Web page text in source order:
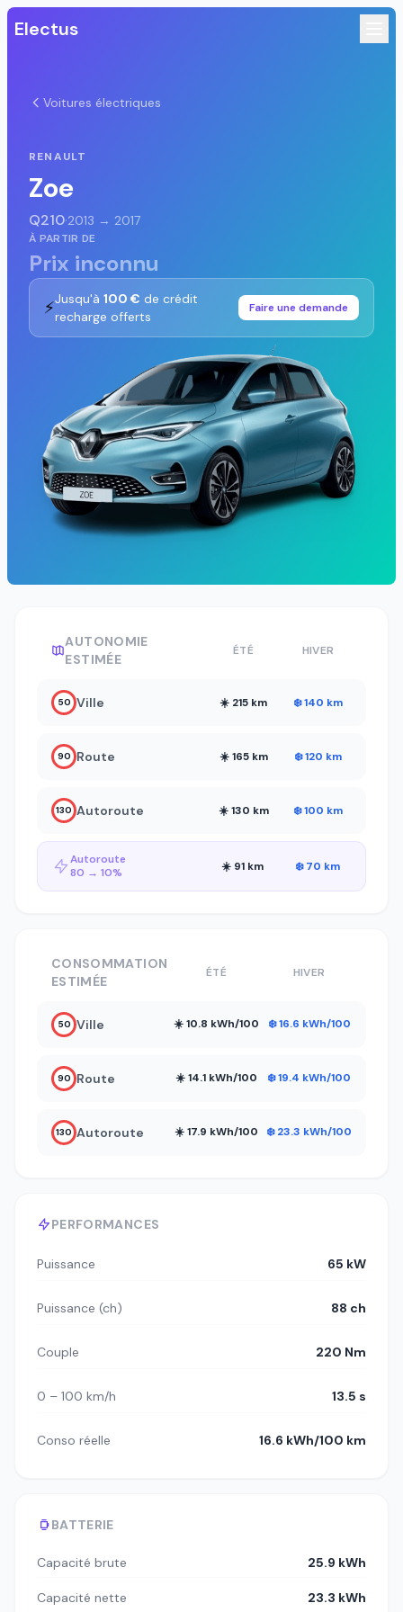
Electus
Voitures électriques
RENAULT
Zoe
Q210·2013 → 2017
À PARTIR DE
Prix inconnu
⚡Jusqu'à 100 € de crédit
recharge offerts
Faire une demande
AUTONOMIE
ESTIMÉE
ÉTÉ HIVER
50 Ville ☀️ 215 km ❄️ 140 km
90 Route ☀️ 165 km ❄️ 120 km
130 Autoroute ☀️ 130 km ❄️ 100 km
Autoroute
80 → 10%
☀️ 91 km ❄️ 70 km
PERFORMANCES
Puissance 65 kW
Puissance (ch) 88 ch
Couple 220 Nm
0 – 100 km/h 13.5 s
Conso réelle 16.6 kWh/100 km
BATTERIE
Capacité brute 25.9 kWh
Capacité nette 23.3 kWh
CONSOMMATION
ESTIMÉE
ÉTÉ HIVER
50 Ville ☀️ 10.8 kWh/100 ❄️ 16.6 kWh/100
90 Route ☀️ 14.1 kWh/100 ❄️ 19.4 kWh/100
130 Autoroute ☀️ 17.9 kWh/100 ❄️ 23.3 kWh/100